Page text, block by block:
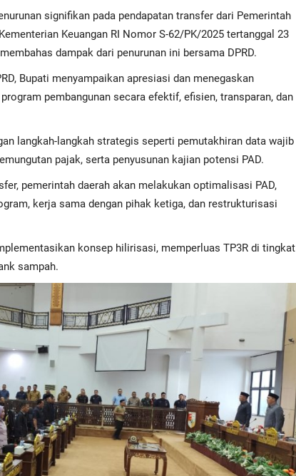
signifikan pada pendapatan transfer dari Pemerintah
Keuangan RI Nomor S-62/PK/2025 tertanggal 23
dampak dari penurunan ini bersama DPRD.
Bupati menyampaikan apresiasi dan menegaskan
pembangunan secara efektif, efisien, transparan, dan
langkah-langkah strategis seperti pemutakhiran data wajib
pajak, serta penyusunan kajian potensi PAD.
pemerintah daerah akan melakukan optimalisasi PAD,
kerja sama dengan pihak ketiga, dan restrukturisasi
konsep hilirisasi, memperluas TP3R di tingkat
sampah.